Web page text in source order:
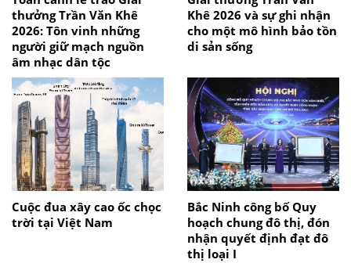
thưởng Trần Văn Khê
2026: Tôn vinh những
người giữ mạch nguồn
âm nhạc dân tộc
Khê 2026 và sự ghi nhận
cho một mô hình bảo tồn
di sản sống
Cuộc đua xây cao ốc chọc
trời tại Việt Nam
Bắc Ninh công bố Quy
hoạch chung đô thị, đón
nhận quyết định đạt đô
thị loại I